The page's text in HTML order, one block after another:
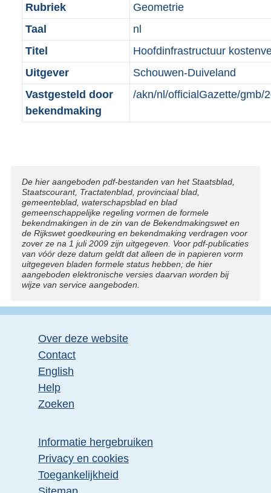
Rubriek
Geometrie
Taal
nl
Titel
Hoofdinfrastructuur
Uitgever
Schouwen-Duiveland
Vastgesteld door
bekendmaking
/akn/nl/officialGazette/gmb/
Disclaimer
De hier aangeboden pdf-bestanden van het Staatsblad,
Staatscourant, Tractatenblad, provinciaal blad,
gemeenteblad, waterschapsblad en blad
gemeenschappelijke regeling vormen de formele
bekendmakingen in de zin van de Bekendmakingswet en
de Rijkswet goedkeuring en bekendmaking verdragen voor
zover ze na 1 juli 2009 zijn uitgegeven. Voor pdf-publicaties
van vóór deze datum geldt dat alleen de in papieren vorm
uitgegeven bladen formele status hebben; de hier
aangeboden elektronische versies daarvan worden bij
wijze van service aangeboden.
Over deze website
Contact
English
Help
Zoeken
Informatie hergebruiken
Privacy en cookies
Toegankelijkheid